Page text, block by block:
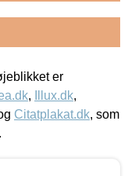
er
, Illux.dk,
Citatplakat.dk, som